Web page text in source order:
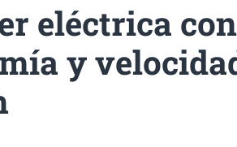
eléctrica con
y